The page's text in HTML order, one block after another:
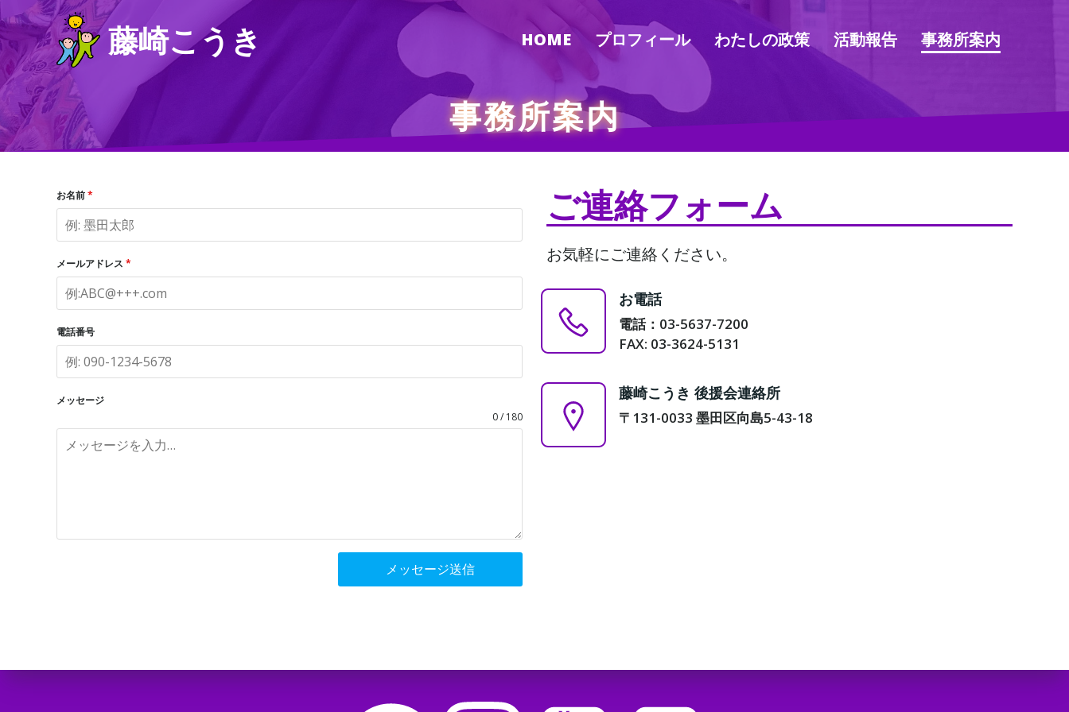
ン
テ
ン
ツ
ス
キ
藤崎こうき HOME プロフィール わたしの政策 活動報告 事務所案内
事務所案内
お名前*
メールアドレス *
電話番号
メッセージ
0 / 180
メッセージ送信
ご連絡フォーム
お気軽にご連絡ください。
お電話
電話：03-5637-7200
FAX: 03-3624-5131
藤崎こうき 後援会連絡所
〒131-0033 墨田区向島5-43-18